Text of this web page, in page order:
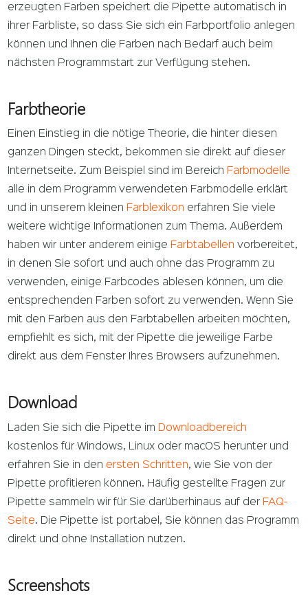
erzeugten Farben speichert die Pipette automatisch in
ihrer Farbliste, so dass Sie sich ein Farbportfolio anlegen
können und Ihnen die Farben nach Bedarf auch beim
nächsten Programmstart zur Verfügung stehen.
Farbtheorie
Einen Einstieg in die nötige Theorie, die hinter diesen
ganzen Dingen steckt, bekommen sie direkt auf dieser
Internetseite. Zum Beispiel sind im Bereich Farbmodelle
alle in dem Programm verwendeten Farbmodelle erklärt
und in unserem kleinen Farblexikon erfahren Sie viele
weitere wichtige Informationen zum Thema. Außerdem
haben wir unter anderem einige Farbtabellen vorbereitet,
in denen Sie sofort und auch ohne das Programm zu
verwenden, einige Farbcodes ablesen können, um die
entsprechenden Farben sofort zu verwenden. Wenn Sie
mit den Farben aus den Farbtabellen arbeiten möchten,
empfiehlt es sich, mit der Pipette die jeweilige Farbe
direkt aus dem Fenster Ihres Browsers aufzunehmen.
Download
Laden Sie sich die Pipette im
Downloadbereich
kostenlos für Windows, Linux oder macOS herunter und
erfahren Sie in den ersten Schritten, wie Sie von der
Pipette profitieren können. Häufig gestellte Fragen zur
Pipette sammeln wir für Sie darüberhinaus auf der FAQ-
Seite. Die Pipette ist portabel, Sie können das Programm
direkt und ohne Installation nutzen.
Screenshots